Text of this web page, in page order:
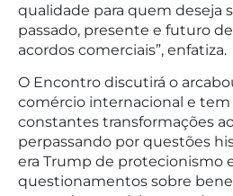
qualidade para quem deseja
passado, presente e futuro
acordos comerciais”, enfatiza.
O Encontro discutirá o
comércio internacional e tem
constantes transformações
perpassando por questões
era Trump de protecionismo
questionamentos sobre